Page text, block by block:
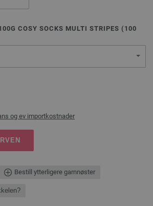
COSY SOCKS MULTI STRIPES ( 100
og ev importkostnader
Bestill ytterligere garnnøster